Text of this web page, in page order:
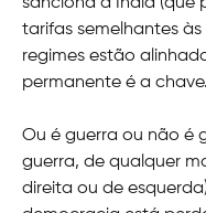
sanciona a Índia (que
tarifas semelhantes
regimes estão
permanente é a chave.
Ou é guerra ou não é
guerra, de qualquer
direita ou de